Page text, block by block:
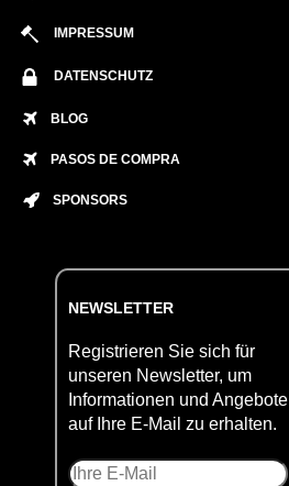
IMPRESSUM
DATENSCHUTZ
BLOG
PASOS DE COMPRA
SPONSORS
NEWSLETTER
Registrieren Sie sich für
unseren Newsletter, um
Informationen und Angebote
auf Ihre E-Mail zu erhalten.